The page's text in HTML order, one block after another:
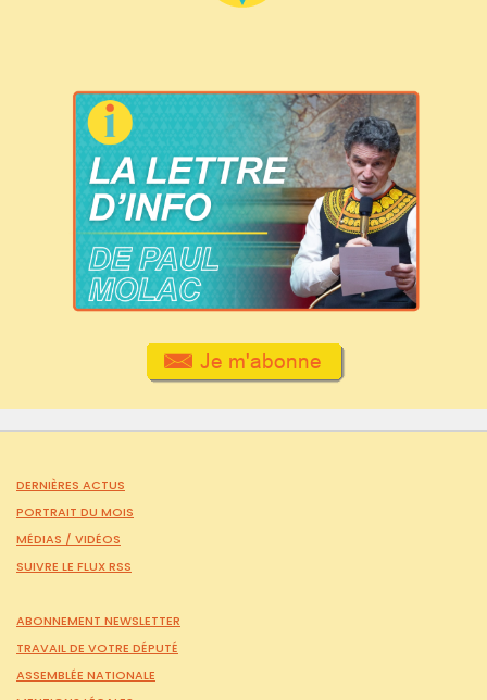
DERNIÈRES ACTUS
PORTRAIT DU MOIS
MÉDIAS / VIDÉOS
SUIVRE LE FLUX RSS
ABONNEMENT NEWSLETTER
TRAVAIL DE VOTRE DÉPUTÉ
ASSEMBLÉE NATIONALE